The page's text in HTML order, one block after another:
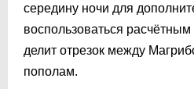
середину ночи для
воспользоваться
делит отрезок между
пополам.